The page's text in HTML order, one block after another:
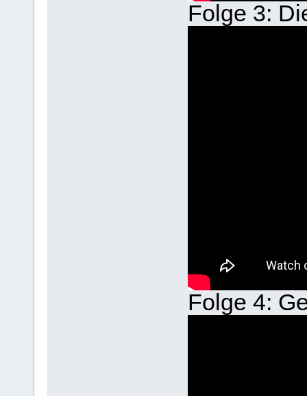
Folge 3:
Folge 4: